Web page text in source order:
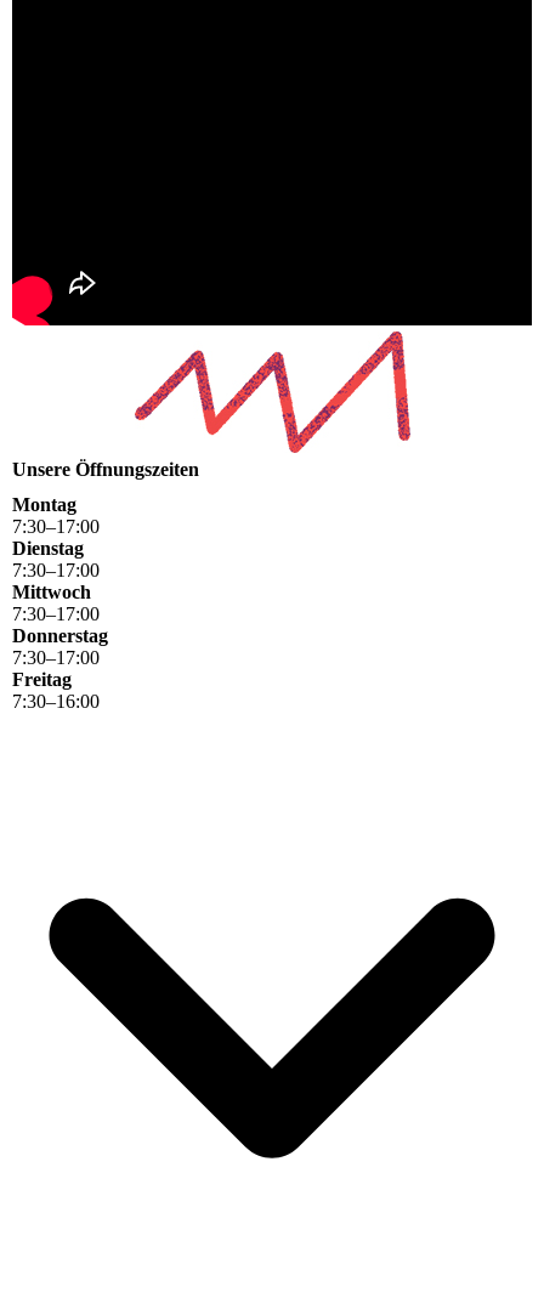
Unsere Öffnungszeiten
Montag
7:30–17:00
Dienstag
7:30–17:00
Mittwoch
7:30–17:00
Donnerstag
7:30–17:00
Freitag
7:30–16:00